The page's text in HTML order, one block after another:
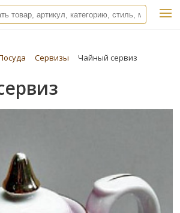
Сервизы Чайный сервиз